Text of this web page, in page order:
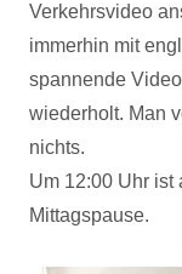
Verkehrsvideo
immerhin mit
spannende
wiederholt. Man
nichts.
Um 12:00 Uhr ist
Mittagspause.